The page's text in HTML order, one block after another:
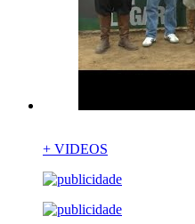
+ VIDEOS